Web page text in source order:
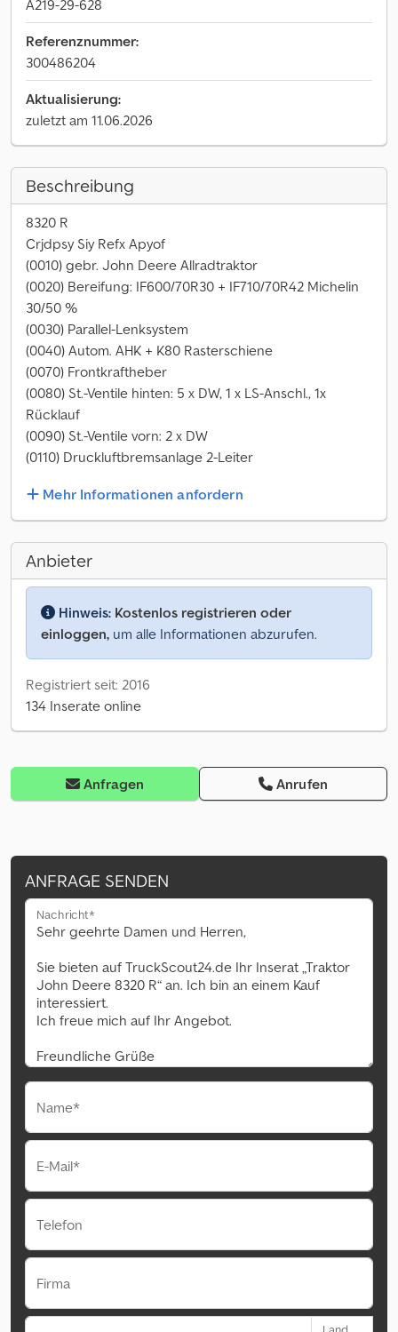
A219-29-628
Referenznummer:
300486204
Aktualisierung:
zuletzt am 11.06.2026
Beschreibung
8320 R
Crjdpsy Siy Refx Apyof
(0010) gebr. John Deere Allradtraktor
(0020) Bereifung: IF600/70R30 + IF710/70R42 Michelin
30/50 %
(0030) Parallel-Lenksystem
(0040) Autom. AHK + K80 Rasterschiene
(0070) Frontkraftheber
(0080) St.-Ventile hinten: 5 x DW, 1 x LS-Anschl., 1x
Rücklauf
(0090) St.-Ventile vorn: 2 x DW
(0110) Druckluftbremsanlage 2-Leiter
Mehr Informationen anfordern
Anbieter
Hinweis: Kostenlos registrieren oder
einloggen, um alle Informationen abzurufen.
Registriert seit: 2016
134 Inserate online
Anfragen Anrufen
ANFRAGE SENDEN
Nachricht*
Name*
E-Mail*
Telefon
Firma